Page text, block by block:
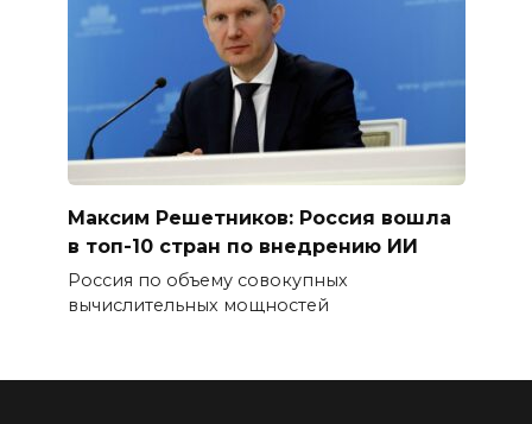
Максим Решетников: Россия вошла
в топ-10 стран по внедрению ИИ
Россия по объему совокупных
вычислительных мощностей